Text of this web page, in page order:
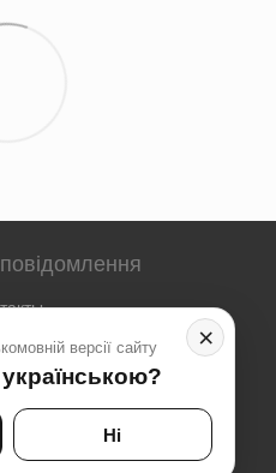
сайта
сайта
×
версії сайту
Ні